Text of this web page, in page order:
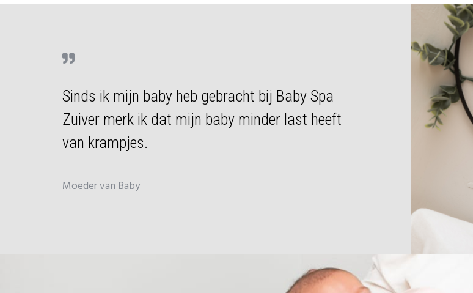
Sinds ik mijn baby heb gebracht bij Baby Spa
Zuiver merk ik dat mijn baby minder last heeft
van krampjes.
Moeder van Baby